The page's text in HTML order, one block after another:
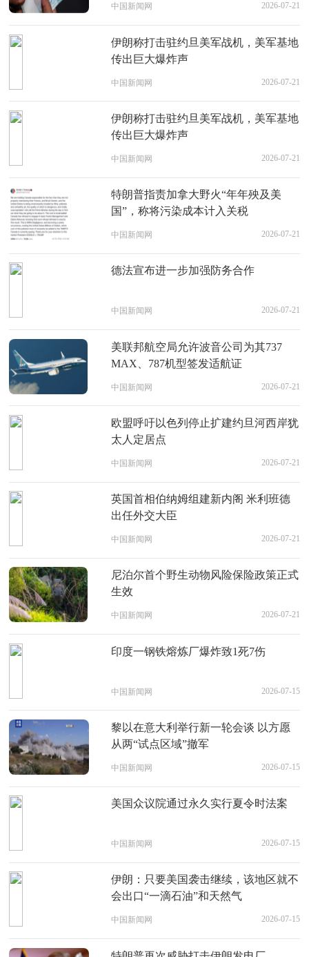
中国新闻网 2026-07-21
伊朗称打击驻约旦美军战机，美军基地
传出巨大爆炸声
中国新闻网 2026-07-21
伊朗称打击驻约旦美军战机，美军基地
传出巨大爆炸声
中国新闻网 2026-07-21
特朗普指责加拿大野火“年年殃及美
国”，称将污染成本计入关税
中国新闻网 2026-07-21
德法宣布进一步加强防务合作
中国新闻网 2026-07-21
美联邦航空局允许波音公司为其737
MAX、787机型签发适航证
中国新闻网 2026-07-21
欧盟呼吁以色列停止扩建约旦河西岸犹
太人定居点
中国新闻网 2026-07-21
英国首相伯纳姆组建新内阁 米利班德
出任外交大臣
中国新闻网 2026-07-21
尼泊尔首个野生动物风险保险政策正式
生效
中国新闻网 2026-07-21
印度一钢铁熔炼厂爆炸致1死7伤
中国新闻网 2026-07-15
黎以在意大利举行新一轮会谈 以方愿
从两“试点区域”撤军
中国新闻网 2026-07-15
美国众议院通过永久实行夏令时法案
中国新闻网 2026-07-15
伊朗：只要美国袭击继续，该地区就不
会出口“一滴石油”和天然气
中国新闻网 2026-07-15